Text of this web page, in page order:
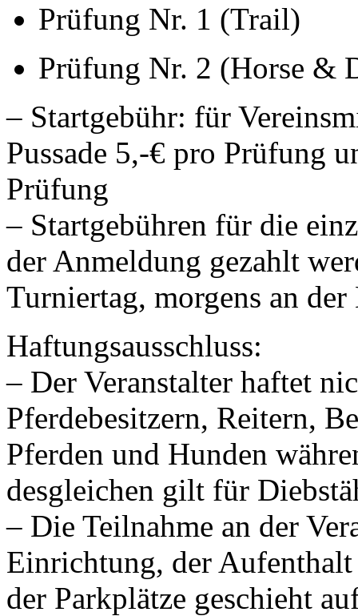
Prüfung Nr. 1 (Trail)
Prüfung Nr. 2 (Horse &
– Startgebühr: für
Pussade 5,-€ pro Prüfung
Prüfung
– Startgebühren für die
der Anmeldung gezahlt
Turniertag, morgens an
Haftungsausschluss:
– Der Veranstalter haftet
Pferdebesitzern, Reitern,
Pferden und Hunden
desgleichen gilt für
– Die Teilnahme an der
Einrichtung, der Aufenthalt
der Parkplätze geschieht